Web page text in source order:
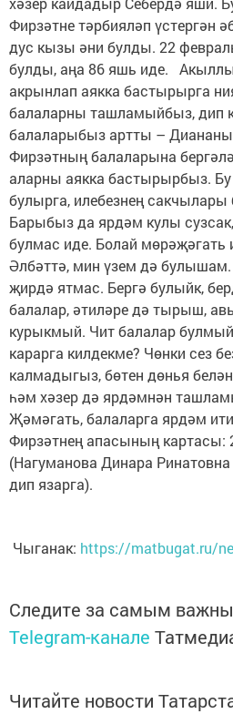
Фирзәтне тәрбияләп үстергән
дус кызы әни булды. 22
булды, аңа 86 яшь иде.
акрынлап аякка бастырырга
балаларны ташламыйбыз, дип
балаларыбыз артты –
Фирзәтның балаларына
аларны аякка бастырырбыз. Бу
булырга, илебезнең сакчылары
Барыбыз да ярдәм кулы
булмас иде. Болай мөрәҗәгать
Әлбәттә, мин үзем дә булышам.
җирдә ятмас. Бергә булыйк,
балалар, әтиләре дә тырыш,
курыкмый. Чит балалар
карарга килдекме? Чөнки сез
калмадыгыз, бөтен дөнья
һәм хәзер дә ярдәмнән
Җәмәгать, балаларга ярдәм
Фирзәтнең апасының картасы:
(Нагуманова Динара
дип язарга).
Чыганак: https://matbugat.ru/
Следите за самым
Telegram-канале
Читайте новости